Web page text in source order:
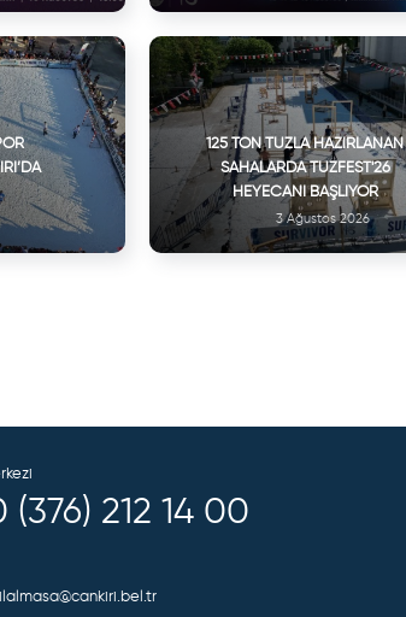
125 TON TUZLA HAZIRLANAN
SAHALARDA TUZFEST'26
HEYECANI BAŞLIYOR
3 Ağustos 2026
(376) 212 14 00